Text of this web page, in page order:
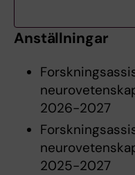
Anställningar
2026-2027
2025-2027